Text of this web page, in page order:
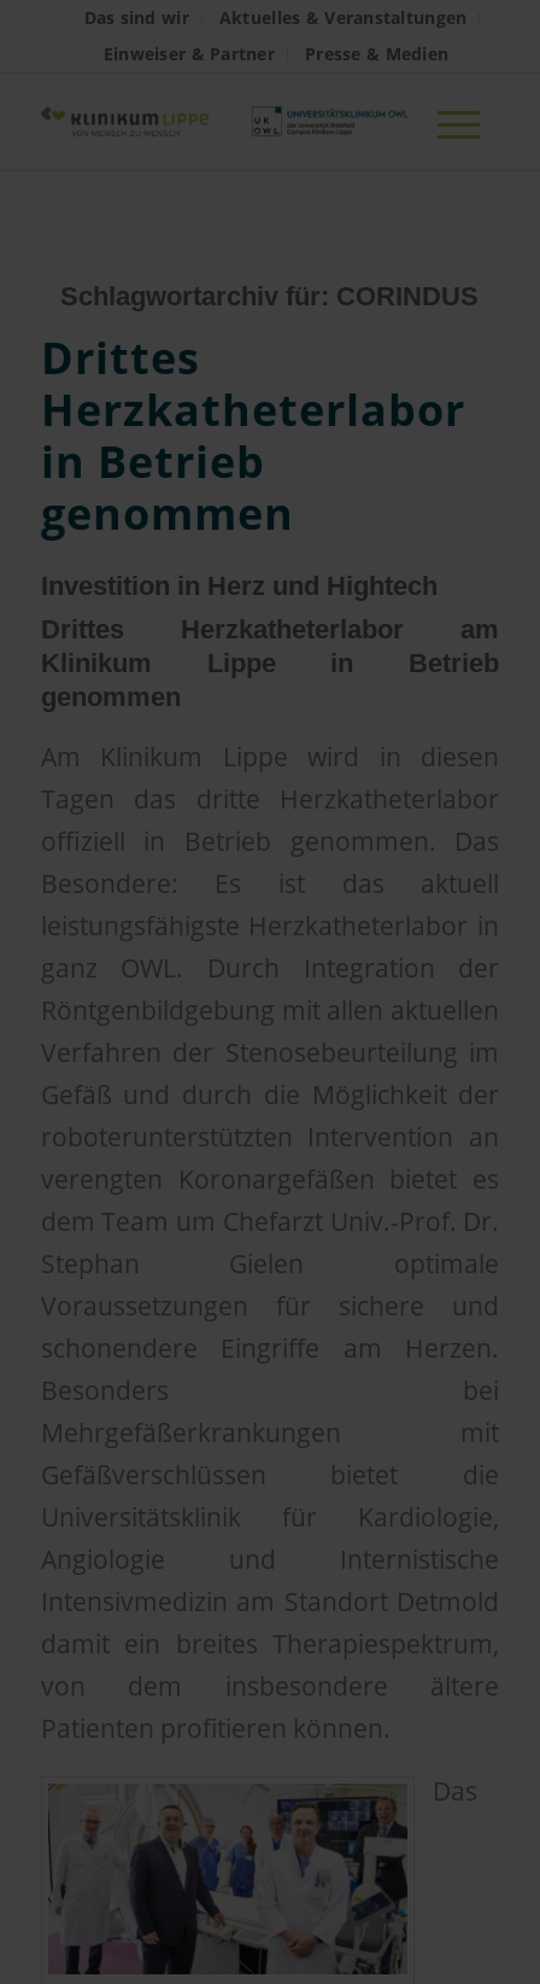
Das sind wir
Aktuelles & Veranstaltungen
Einweiser & Partner
Presse & Medien
Schlagwortarchiv für: CORINDUS
Drittes
Herzkatheterlabor
in Betrieb
genommen
Investition in Herz und Hightech
Drittes Herzkatheterlabor am
Klinikum Lippe in Betrieb
genommen
Am Klinikum Lippe wird in diesen
Tagen das dritte Herzkatheterlabor
offiziell in Betrieb genommen. Das
Besondere: Es ist das aktuell
leistungsfähigste Herzkatheterlabor in
ganz OWL. Durch Integration der
Röntgenbildgebung mit allen aktuellen
Verfahren der Stenosebeurteilung im
Gefäß und durch die Möglichkeit der
roboterunterstützten Intervention an
verengten Koronargefäßen bietet es
dem Team um Chefarzt Univ.-Prof. Dr.
Stephan Gielen optimale
Voraussetzungen für sichere und
schonendere Eingriffe am Herzen.
Besonders bei
Mehrgefäßerkrankungen mit
Gefäßverschlüssen bietet die
Universitätsklinik für Kardiologie,
Angiologie und Internistische
Intensivmedizin am Standort Detmold
damit ein breites Therapiespektrum,
von dem insbesondere ältere
Patienten profitieren können.
Das